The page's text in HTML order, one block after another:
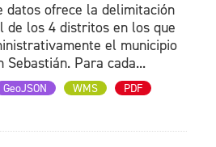
datos ofrece la delimitación
de los 4 distritos en los que
el municipio
Sebastián. Para cada...
GeoJSON WMS
PDF